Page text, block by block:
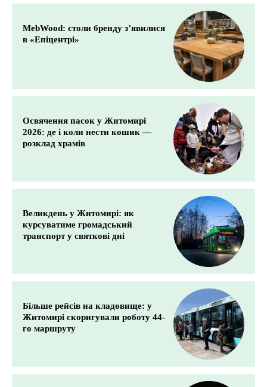
MebWood: столи бренду з’явилися
в «Епіцентрі»
Освячення пасок у Житомирі
2026: де і коли нести кошик —
розклад храмів
Великдень у Житомирі: як
курсуватиме громадський
транспорт у святкові дні
Більше рейсів на кладовище: у
Житомирі скоригували роботу 44-
го маршруту